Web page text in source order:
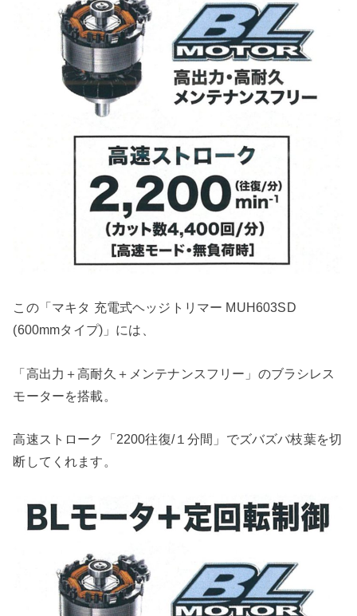
この「マキタ 充電式ヘッジトリマー MUH603SD
(600mmタイプ)」には、
「高出力＋高耐久＋メンテナンスフリー」のブラシレス
モーターを搭載。
高速ストローク「2200往復/１分間」でズバズバ枝葉を切
断してくれます。